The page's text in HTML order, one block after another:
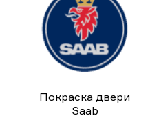
Покраска двери
Saab